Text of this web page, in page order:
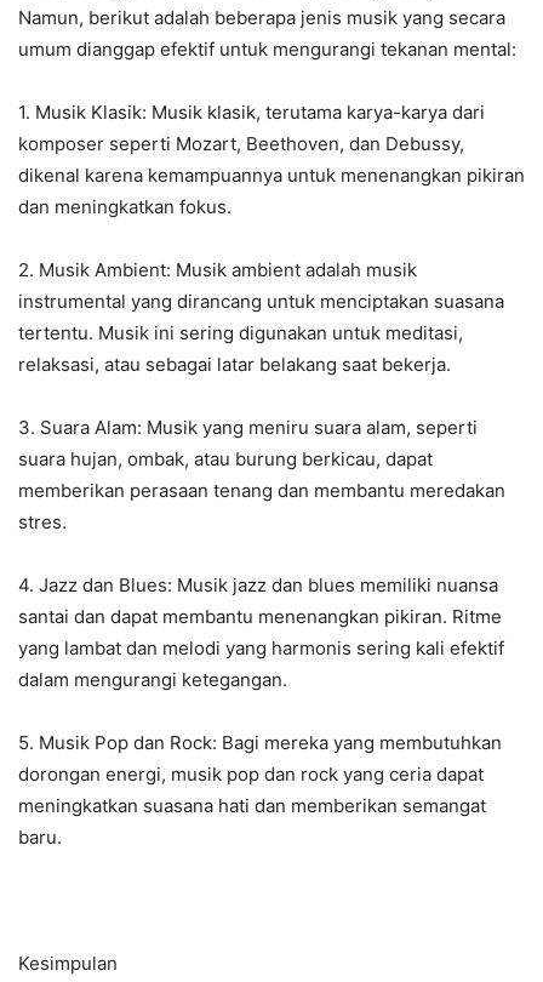
Namun, berikut adalah beberapa jenis musik yang secara
umum dianggap efektif untuk mengurangi tekanan mental:
1. Musik Klasik: Musik klasik, terutama karya-karya dari
komposer seperti Mozart, Beethoven, dan Debussy,
dikenal karena kemampuannya untuk menenangkan pikiran
dan meningkatkan fokus.
2. Musik Ambient: Musik ambient adalah musik
instrumental yang dirancang untuk menciptakan suasana
tertentu. Musik ini sering digunakan untuk meditasi,
relaksasi, atau sebagai latar belakang saat bekerja.
3. Suara Alam: Musik yang meniru suara alam, seperti
suara hujan, ombak, atau burung berkicau, dapat
memberikan perasaan tenang dan membantu meredakan
stres.
4. Jazz dan Blues: Musik jazz dan blues memiliki nuansa
santai dan dapat membantu menenangkan pikiran. Ritme
yang lambat dan melodi yang harmonis sering kali efektif
dalam mengurangi ketegangan.
5. Musik Pop dan Rock: Bagi mereka yang membutuhkan
dorongan energi, musik pop dan rock yang ceria dapat
meningkatkan suasana hati dan memberikan semangat
baru.
Kesimpulan